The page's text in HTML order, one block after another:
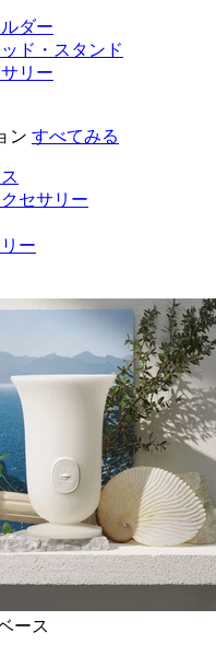
ダー
ド・スタンド
リー
ン すべてみる
セサリー
ー
ース